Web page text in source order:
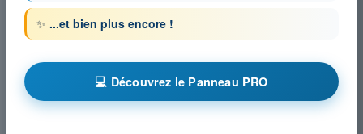
✨ ...et bien plus encore !
💻 Découvrez le Panneau PRO